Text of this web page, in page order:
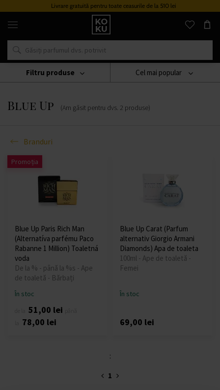
Livrare gratuită pentru toate ceasurile de la 510 lei
Parfumuri
ceasuri
originale
într-
singur
loc
Branduri Blue Up
Blue Up (Am găsit pentru dvs. 2 produse)
Cel mai popular
Branduri
Filtru produse
Promoția
Blue Up Paris Rich Man
(Alternatíva parfému Paco
Rabanne 1 Million) Toaletná
voda
De la % - până la %s - Ape
de toaletă - Bărbați
În stoc
51,00 lei
78,00 lei
Blue Up Carat (Parfum
alternativ Giorgio Armani
Diamonds) Apa de toaleta
100ml - Ape de toaletă -
Femei
În stoc
69,00 lei
:
1